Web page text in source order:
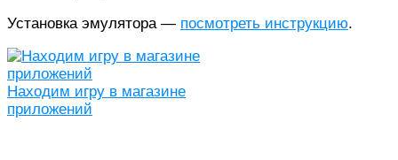
Установка эмулятора — посмотреть инструкцию.
Находим игру в магазине
приложений